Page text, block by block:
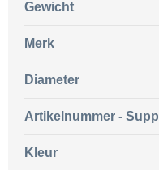
Gewicht
Merk
Diameter
Artikelnummer -
Kleur